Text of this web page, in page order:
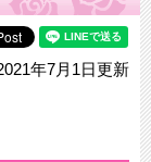
年7月1日更新